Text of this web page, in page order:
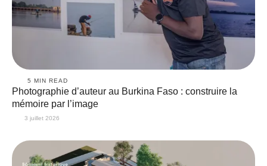
5 MIN READ
Photographie d’auteur au Burkina Faso : construire la
mémoire par l’image
3 juillet 2026